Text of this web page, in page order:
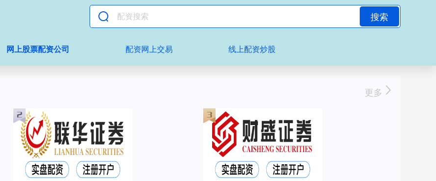
搜索
网上股票配资公司 配资网上交易 线上配资炒股
更多